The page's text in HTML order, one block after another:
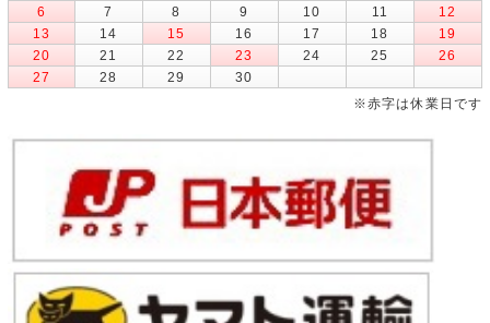
6
7 8 9 10 11
12
13
14 15 16 17 18
19
20
21 22 23 24 25
26
27
28 29
30
※赤字は休業日です